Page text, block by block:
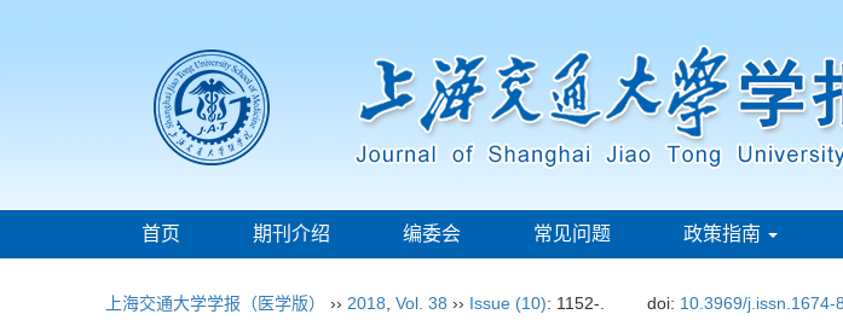
首页 期刊介绍 编委会 常见问题 政策指南
上海交通大学学报（医学版） ›› 2018 Vol. 38 ›› Issue (10): 1152-. doi: 10.3969/j.issn.1674-